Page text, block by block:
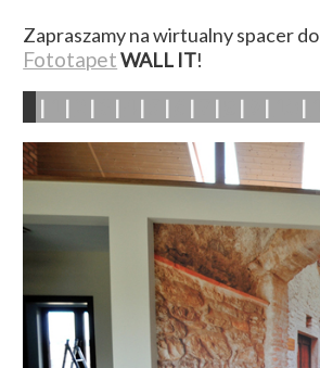
Zapraszamy na wirtualny spacer do
FototapetWALL IT!
|
| | | | | | | | | |